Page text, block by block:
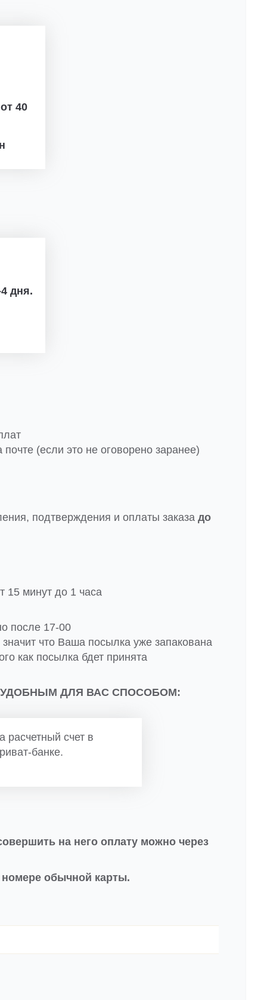
от 40
дня.
(если это не оговорено заранее)
подтверждения и оплаты заказа до
15 минут до 1 часа
после 17-00
что Ваша посылка уже запакована
как посылка бдет принята
ДЛЯ ВАС СПОСОБОМ:
расчетный счет в
банке.
на него оплату можно через
обычной карты.